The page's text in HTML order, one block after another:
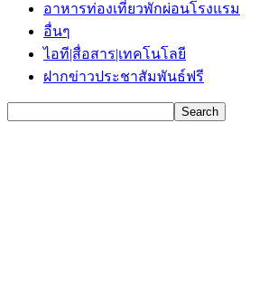
อาหารท่องเที่ยวพักผ่อนโรงแรม
อื่นๆ
ไอที|สื่อสาร|เทคโนโลยี
ฝากข่าวประชาสัมพันธ์ฟรี